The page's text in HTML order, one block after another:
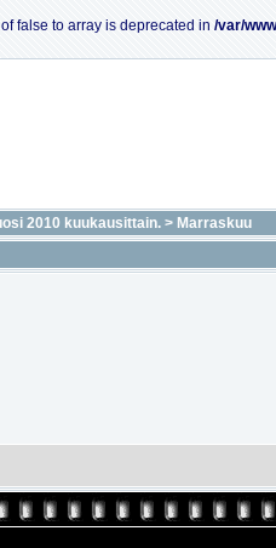
false to array is deprecated in /var/
2010 kuukausittain. > Marraskuu